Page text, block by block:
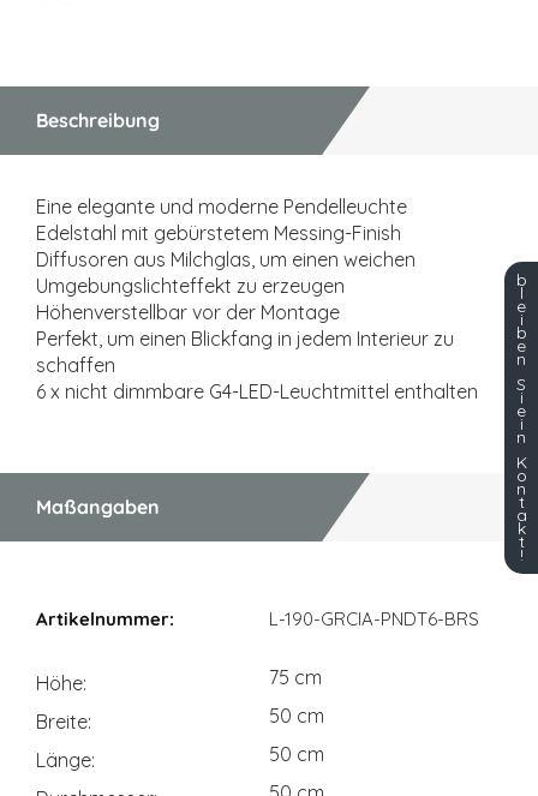
Beschreibung
Eine elegante und moderne Pendelleuchte
Edelstahl mit gebürstetem Messing-Finish
Diffusoren aus Milchglas, um einen weichen
Umgebungslichteffekt zu erzeugen
Höhenverstellbar vor der Montage
Perfekt, um einen Blickfang in jedem Interieur zu
schaffen
6 x nicht dimmbare G4-LED-Leuchtmittel enthalten
Maßangaben
L-190-GRCIA-PNDT6-BRS
Höhe
75 cm
Breite
50 cm
Länge
50 cm
b
l
e
i
b
e
n
S
i
e
i
n
K
o
n
t
a
k
t
!